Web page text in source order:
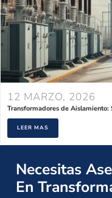
12 MARZO, 2026
Transformadores de
LEER MAS
Necesitas
En